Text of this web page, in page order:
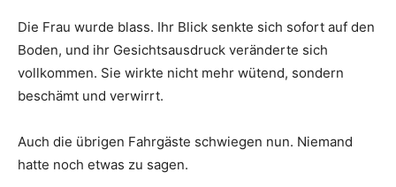
Die Frau wurde blass. Ihr Blick senkte sich sofort auf den
Boden, und ihr Gesichtsausdruck veränderte sich
vollkommen. Sie wirkte nicht mehr wütend, sondern
beschämt und verwirrt.
Auch die übrigen Fahrgäste schwiegen nun. Niemand
hatte noch etwas zu sagen.